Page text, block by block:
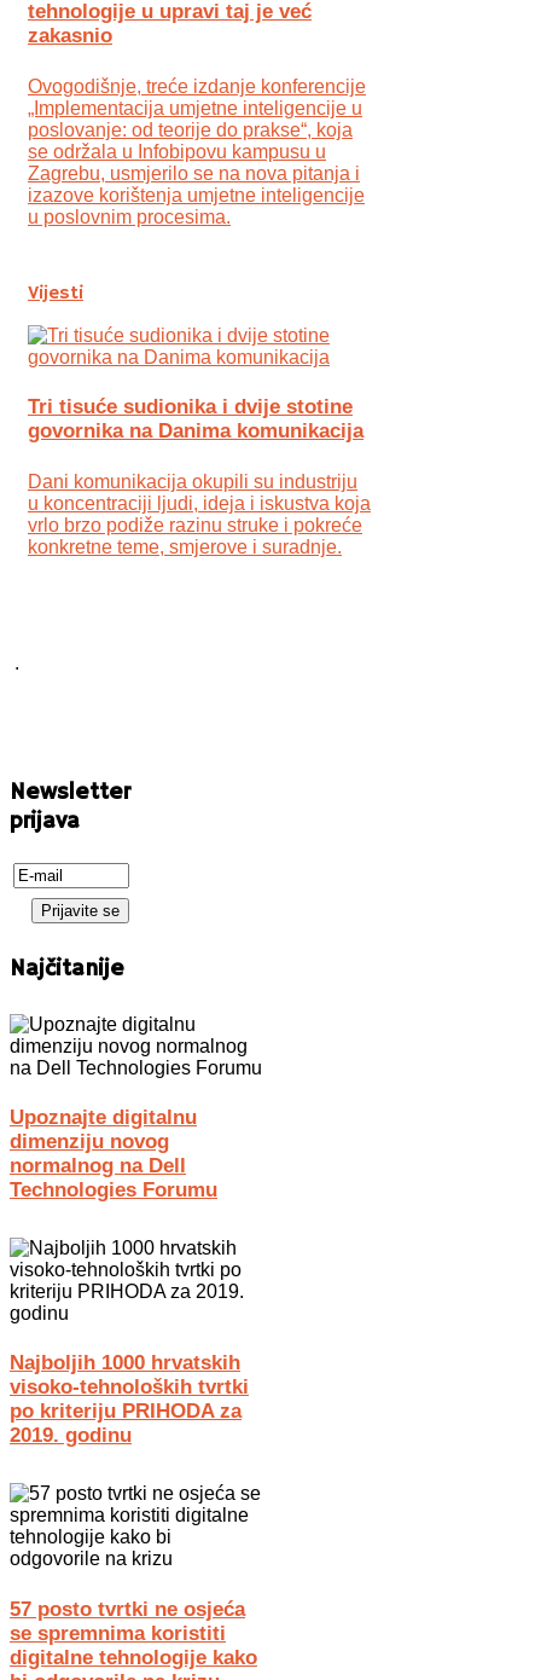
tehnologije u upravi taj je već
zakasnio
Ovogodišnje, treće izdanje konferencije
„Implementacija umjetne inteligencije u
poslovanje: od teorije do prakse“, koja
se održala u Infobipovu kampusu u
Zagrebu, usmjerilo se na nova pitanja i
izazove korištenja umjetne inteligencije
u poslovnim procesima.
Vijesti
Tri tisuće sudionika i dvije stotine
govornika na Danima komunikacija
Dani komunikacija okupili su industriju
u koncentraciji ljudi, ideja i iskustva koja
vrlo brzo podiže razinu struke i pokreće
konkretne teme, smjerove i suradnje.
.
Newsletter
prijava
Najčitanije
Upoznajte digitalnu
dimenziju novog
normalnog na Dell
Technologies Forumu
Najboljih 1000 hrvatskih
visoko-tehnoloških tvrtki
po kriteriju PRIHODA za
2019. godinu
57 posto tvrtki ne osjeća
se spremnima koristiti
digitalne tehnologije kako